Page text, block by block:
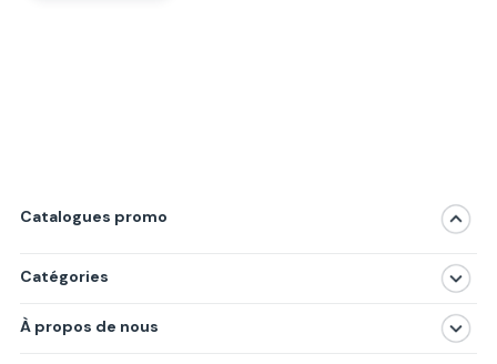
Catalogues promo
Catégories
Produits
À propos de nous